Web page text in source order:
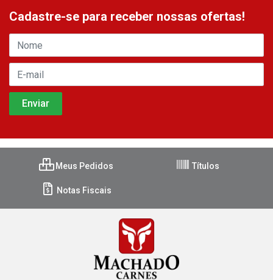
Cadastre-se para receber nossas ofertas!
Meus Pedidos Títulos
Notas Fiscais